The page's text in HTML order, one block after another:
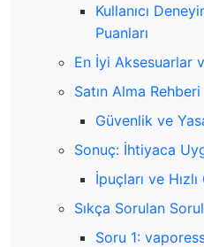
Kullanıcı
Puanları
En İyi Aksesuarlar
Satın Alma
Güvenlik ve
Sonuç: İhtiyaca
İpuçları ve
Sıkça Sorulan
Soru 1: